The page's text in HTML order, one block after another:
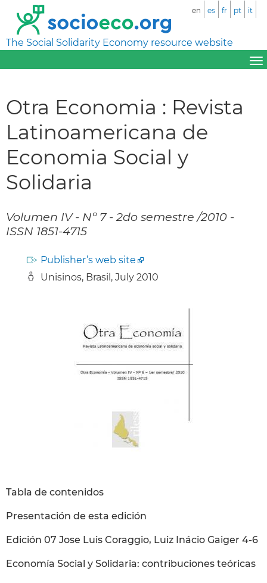
The Social Solidarity Economy resource website
en es fr pt it
Otra Economia : Revista
Latinoamericana de
Economia Social y
Solidaria
Volumen IV - Nº 7 - 2do semestre /2010 -
ISSN 1851-4715
Publisher’s web site
Unisinos, Brasil, July 2010
Tabla de contenidos
Presentación de esta edición
Edición 07 Jose Luis Coraggio, Luiz Inácio Gaiger 4-6
Economía Social y Solidaria: contribuciones teóricas